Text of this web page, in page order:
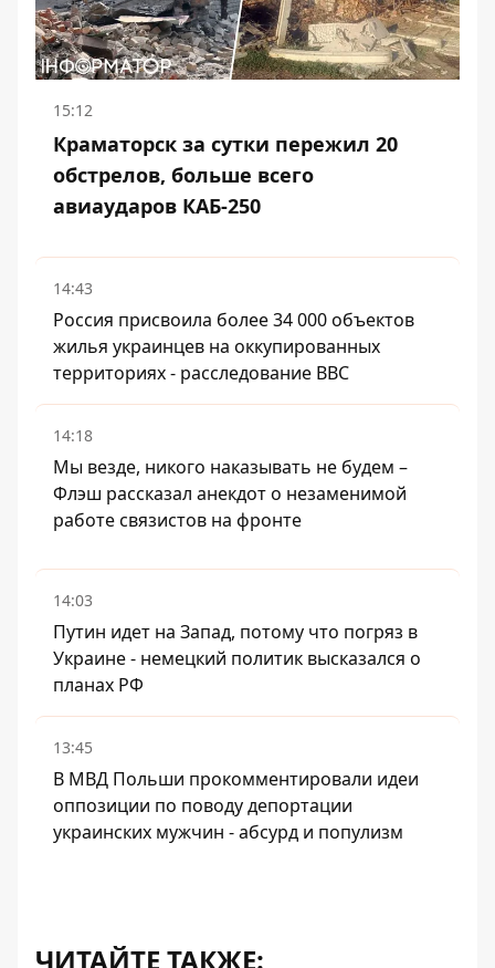
15:12
Краматорск за сутки пережил 20
обстрелов, больше всего
авиаударов КАБ-250
14:43
Россия присвоила более 34 000 объектов
жилья украинцев на оккупированных
территориях - расследование BBC
14:18
Мы везде, никого наказывать не будем –
Флэш рассказал анекдот о незаменимой
работе связистов на фронте
14:03
Путин идет на Запад, потому что погряз в
Украине - немецкий политик высказался о
планах РФ
13:45
В МВД Польши прокомментировали идеи
оппозиции по поводу депортации
украинских мужчин - абсурд и популизм
ЧИТАЙТЕ ТАКЖЕ: